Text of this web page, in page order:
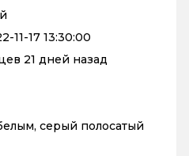
11-17 13:30:00
21 дней назад
серый полосатый